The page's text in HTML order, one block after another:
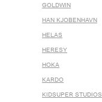
GOLDWIN
HAN KJOBENHAVN
HELAS
HERESY
HOKA
KARDO
KIDSUPER STUDIOS